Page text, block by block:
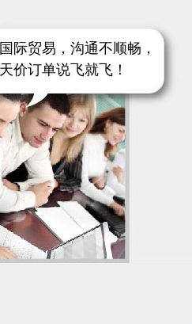
国际贸易，沟通不顺畅，
天价订单说飞就飞！